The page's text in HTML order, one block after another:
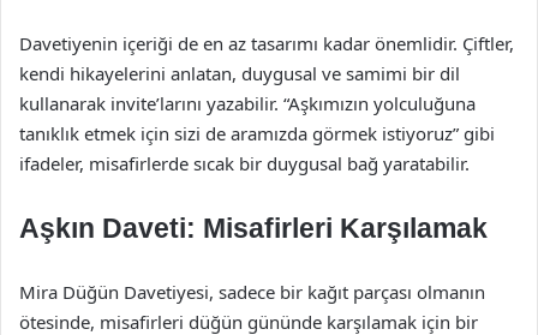
Davetiyenin içeriği de en az tasarımı kadar önemlidir. Çiftler,
kendi hikayelerini anlatan, duygusal ve samimi bir dil
kullanarak invite’larını yazabilir. “Aşkımızın yolculuğuna
tanıklık etmek için sizi de aramızda görmek istiyoruz” gibi
ifadeler, misafirlerde sıcak bir duygusal bağ yaratabilir.
Aşkın Daveti: Misafirleri Karşılamak
Mira Düğün Davetiyesi, sadece bir kağıt parçası olmanın
ötesinde, misafirleri düğün gününde karşılamak için bir